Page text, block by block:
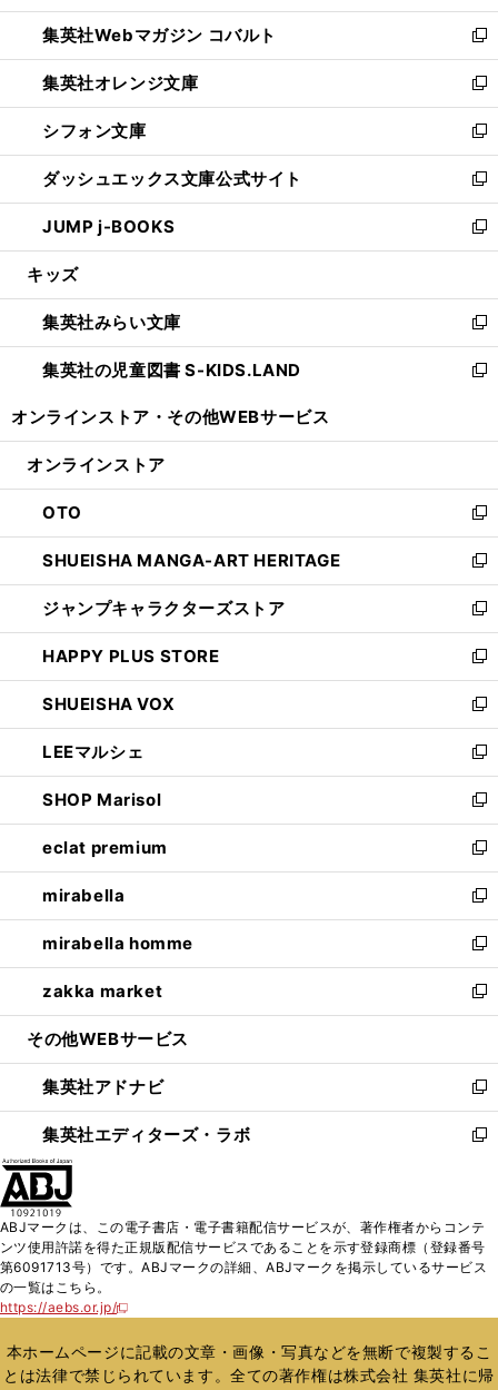
開
く
ウ
で
開
く
ン
ド
ウ
で
開
く
ウ
ィ
ン
ド
ウ
で
開
く
集英社Webマガジン コバルト
新
し
い
ウ
ィ
ン
ド
ウ
で
開
集英社オレンジ文庫
新
し
い
ウ
ィ
ン
ド
ウ
開
く
シフォン文庫
新
し
い
ウ
ィ
ン
ウ
で
開
く
ダッシュエックス文庫公式サイト
新
し
い
ウ
ン
ド
ウ
で
JUMP j-BOOKS
新
し
ウ
ィ
ン
ド
開
キッズ
集英社みらい文庫
新
し
い
ン
ウ
で
開
く
集英社の児童図書 S-KIDS.LAND
新
ウ
ン
ド
ウ
で
開
く
オンラインストア・ その他WEBサービス
オンラインストア
OTO
新
し
い
ウ
ィ
ン
ド
ウ
で
開
く
SHUEISHA MANGA-ART HERITAGE
新
し
い
ウ
ィ
ン
ド
ウ
で
開
く
ジャンプキャラクターズストア
新
し
い
ウ
ィ
ン
ド
ウ
で
開
く
HAPPY PLUS STORE
新
し
い
ウ
ィ
ン
ド
ウ
で
開
く
SHUEISHA VOX
新
し
い
ウ
ィ
ン
ド
ウ
で
開
く
LEEマルシェ
新
し
い
ウ
ィ
ン
ド
ウ
で
開
く
SHOP Marisol
新
し
い
ウ
ィ
ン
ド
ウ
で
開
eclat premium
新
し
い
ウ
ィ
ン
ド
ウ
開
く
mirabella
新
し
い
ウ
ィ
ン
ウ
で
開
く
mirabella homme
新
し
い
ウ
ン
ド
ウ
で
zakka market
新
し
ウ
ィ
ン
ド
く
その他WEBサービス
集英社アドナビ
新
し
い
ド
ウ
で
集英社エディターズ・ラボ
新
ィ
ン
ド
開
く
ABJマークは、この電子書店・電子書籍配信サービスが、著作権者からコンテ
ンツ使用許諾を得た正規版配信サービスであることを示す登録商標（登録番号
第6091713号）です。ABJマークの詳細、ABJマークを掲示しているサービス
の一覧はこちら。
https://aebs.or.jp/
新
い
ウ
ィ
本ホームページに記載の文章・画像・写真などを無断で複製するこ
とは法律で禁じられています。全ての著作権は株式会社 集英社に帰